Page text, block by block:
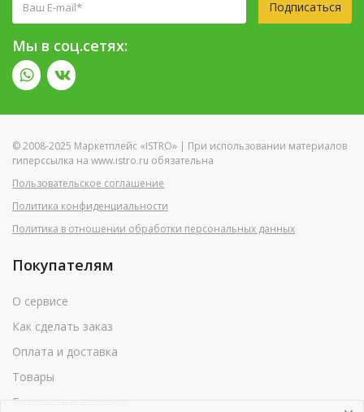
Подписаться
Мы в соц.сетях:
© 2008-2025 Маркетплейс «ISTRO» | При использовании материалов
гиперссылка на www.istro.ru обязательна
Пользовательское соглашение
Политика конфиденциальности
Политика в отношении обработки персональных данных
Покупателям
О сервисе
Как сделать заказ
Оплата и доставка
Товары
Безопасные покупки